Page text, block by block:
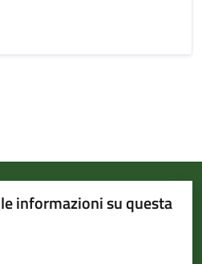
informazioni su questa